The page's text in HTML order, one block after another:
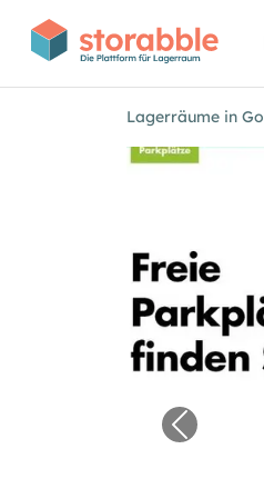
Lagerräume in